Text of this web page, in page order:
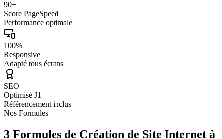
90+
Score PageSpeed
Performance optimale
100%
Responsive
Adapté tous écrans
SEO
Optimisé J1
Référencement inclus
Nos Formules
3 Formules de Création de Site Internet à